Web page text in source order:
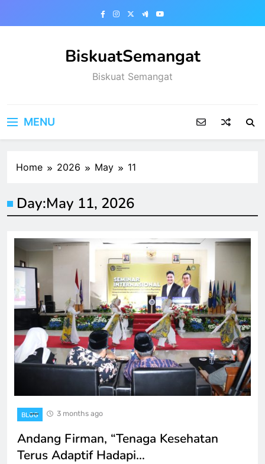
BiskuatSemangat
Biskuat Semangat
MENU
Home 2026 May 11
Day:May 11, 2026
BLOG 3 months ago
Andang Firman, “Tenaga Kesehatan
Terus Adaptif Hadapi…